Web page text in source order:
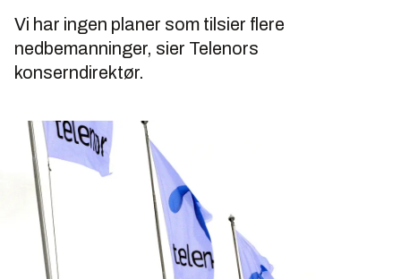
Vi har ingen planer som tilsier flere
nedbemanninger, sier Telenors
konserndirektør.